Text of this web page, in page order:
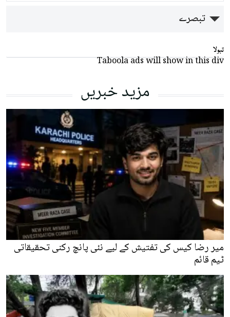
تبصرے
تبولا
Taboola ads will show in this div
مزید خبریں
میر رضا کیس کی تفتیش کے لیے نئی پانچ رکنی تحقیقاتی
ٹیم قائم